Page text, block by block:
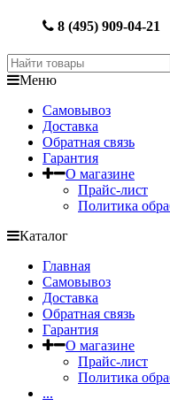
8 (495) 909-04-21
Меню
Самовывоз
Доставка
Обратная связь
Гарантия
О магазине
Прайс-лист
Политика
Каталог
Главная
Самовывоз
Доставка
Обратная связь
Гарантия
О магазине
Прайс-лист
Политика
...